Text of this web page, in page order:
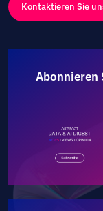
Kontaktieren Sie
Abonnieren